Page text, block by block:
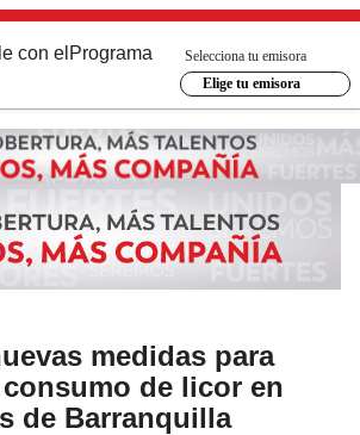
con el Programa
Selecciona tu emisora
Elige tu emisora
medidas para
de licor en
de Barranquilla